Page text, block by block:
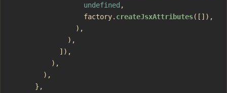
                  undefined
,
                  factory.
createJsxAttributes([]),
                ),
              ),
            ]),
          ),
        ),
      },